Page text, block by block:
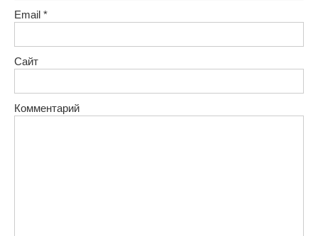
Email *
Сайт
Комментарий